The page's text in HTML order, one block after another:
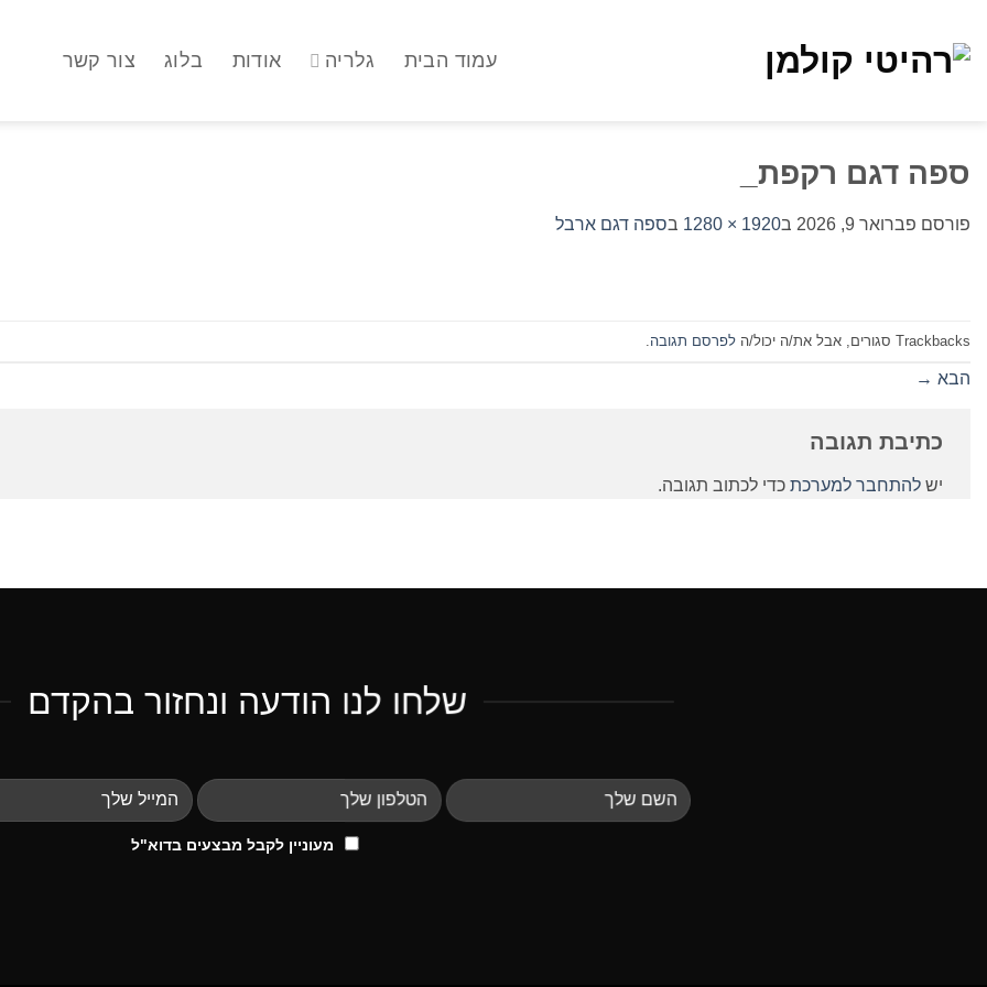
content
עמוד הבית גלריה אודות בלוג צור קשר
ספה דגם רקפת_
פורסם פברואר 9, 2026 ב1920 × 1280 בספה דגם ארבל
Trackbacks סגורים, אבל את/ה יכול/ה לפרסם תגובה.
הבא →
כתיבת תגובה
יש להתחבר למערכת כדי לכתוב תגובה.
שלחו לנו הודעה ונחזור בהקדם
מעוניין לקבל מבצעים בדוא"ל